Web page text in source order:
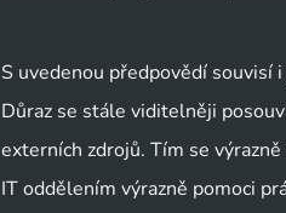
S uvedenou předpovědí souvisí
Důraz se stále viditelněji
externích zdrojů. Tím se
IT oddělením výrazně pomoci